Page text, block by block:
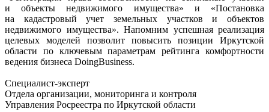
и объекты недвижимого имущества» и «Постановка
на кадастровый учет земельных участков и объектов
недвижимого имущества». Напомним успешная реализация
целевых моделей позволит повысить позиции Иркутской
области по ключевым параметрам рейтинга комфортности
ведения бизнеса DoingBusiness.
Специалист-эксперт
Отдела организации, мониторинга и контроля
Управления Росреестра по Иркутской области